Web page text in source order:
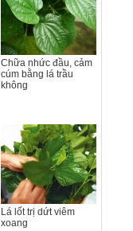
Chữa nhức đầu, cảm
cúm bằng lá trầu
không
Lá lốt trị dứt viêm
xoang